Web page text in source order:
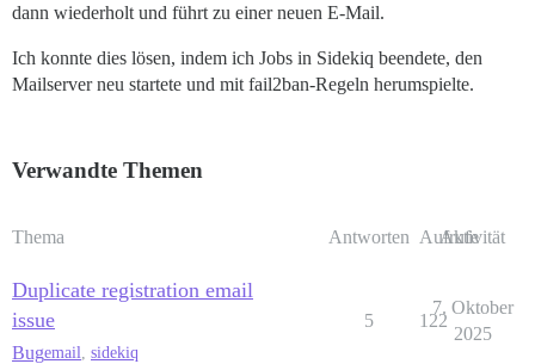
dann wiederholt und führt zu einer neuen E-Mail.
Ich konnte dies lösen, indem ich Jobs in Sidekiq beendete, den
Mailserver neu startete und mit fail2ban-Regeln herumspielte.
Verwandte Themen
Thema Antworten Aufrufe
Aktivität
Duplicate registration email
issue
Bugemail, sidekiq
5 122
7. Oktober
2025